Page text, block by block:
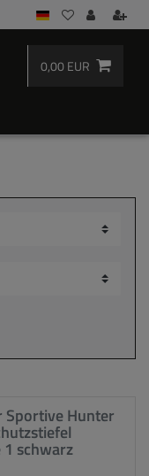
0,00 EUR
Hunter
schwarz